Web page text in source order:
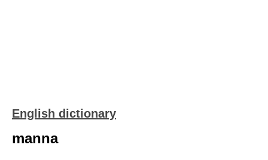
English dictionary
manna